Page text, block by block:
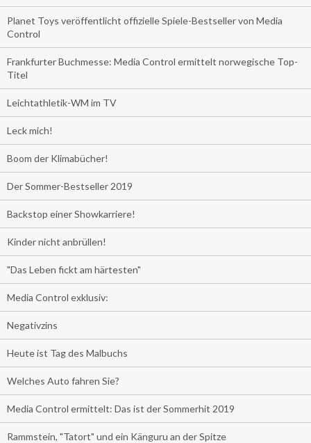
Planet Toys veröffentlicht offizielle Spiele-Bestseller von Media
Control
Frankfurter Buchmesse: Media Control ermittelt norwegische Top-
Titel
Leichtathletik-WM im TV
Leck mich!
Boom der Klimabücher!
Der Sommer-Bestseller 2019
Backstop einer Showkarriere!
Kinder nicht anbrüllen!
"Das Leben fickt am härtesten"
Media Control exklusiv:
Negativzins
Heute ist Tag des Malbuchs
Welches Auto fahren Sie?
Media Control ermittelt: Das ist der Sommerhit 2019
Rammstein, "Tatort" und ein Känguru an der Spitze